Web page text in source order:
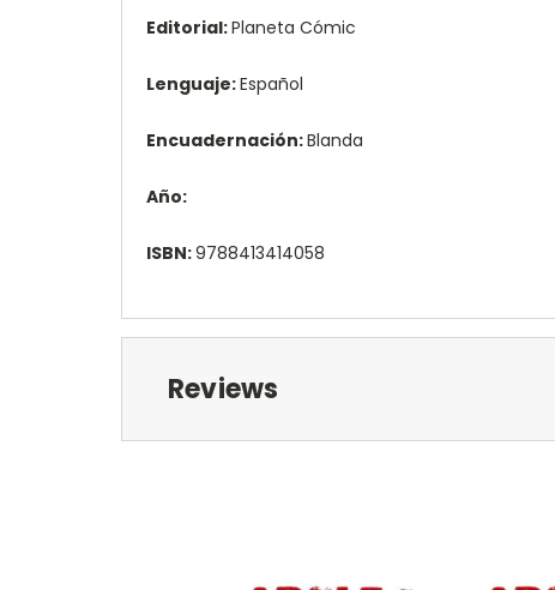
Editorial:Planeta Cómic
Lenguaje:Español
Encuadernación:Blanda
Año:
ISBN:9788413414058
Reviews